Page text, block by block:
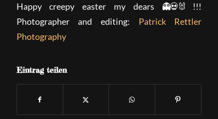
Happy creepy easter my dears
!!!
Photographer and editing: Patrick Rettler
Photography
Eintrag teilen